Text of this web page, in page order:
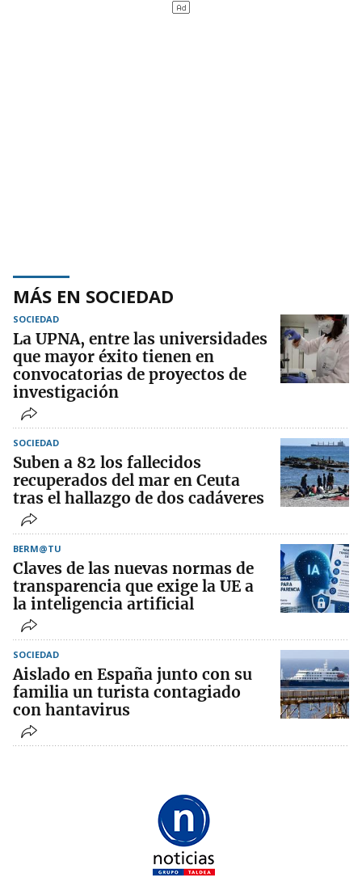
MÁS EN SOCIEDAD
SOCIEDAD
La UPNA, entre las universidades
que mayor éxito tienen en
convocatorias de proyectos de
investigación
SOCIEDAD
Suben a 82 los fallecidos
recuperados del mar en Ceuta
tras el hallazgo de dos cadáveres
BERM@TU
Claves de las nuevas normas de
transparencia que exige la UE a
la inteligencia artificial
SOCIEDAD
Aislado en España junto con su
familia un turista contagiado
con hantavirus